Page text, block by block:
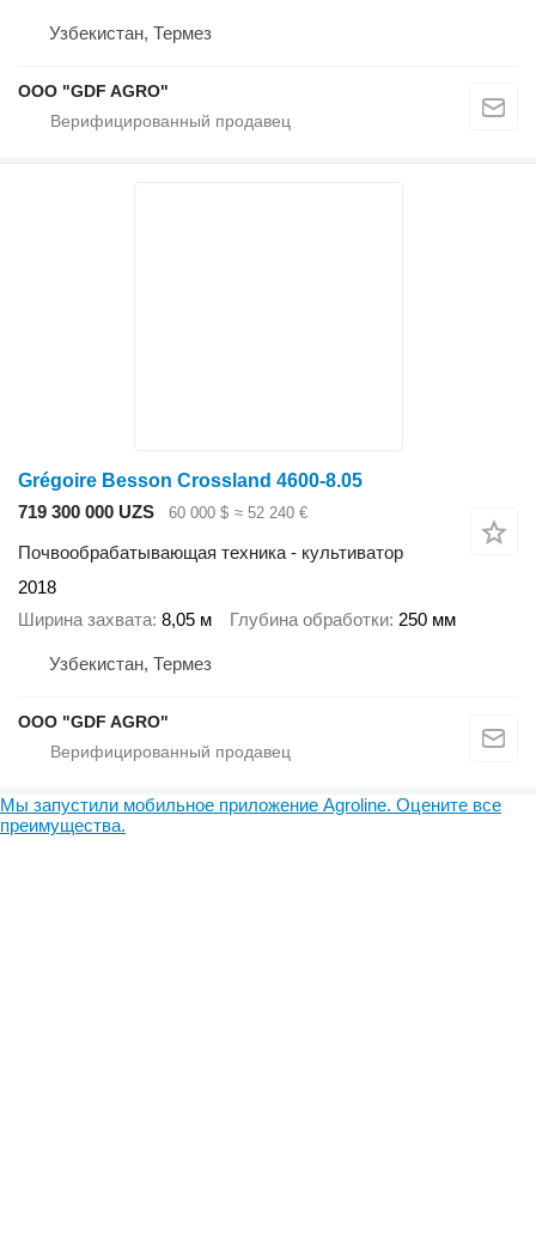
Узбекистан, Термез
ООО "GDF AGRO"
Grégoire Besson Crossland 4600-8.05
719 300 000 UZS
60 000 $ ≈ 52 240 €
Почвообрабатывающая техника - культиватор
2018
Ширина захвата 8,05 м Глубина обработки 250 мм
Узбекистан, Термез
ООО "GDF AGRO"
Мы запустили мобильное приложение Agroline. Оцените все
преимущества.